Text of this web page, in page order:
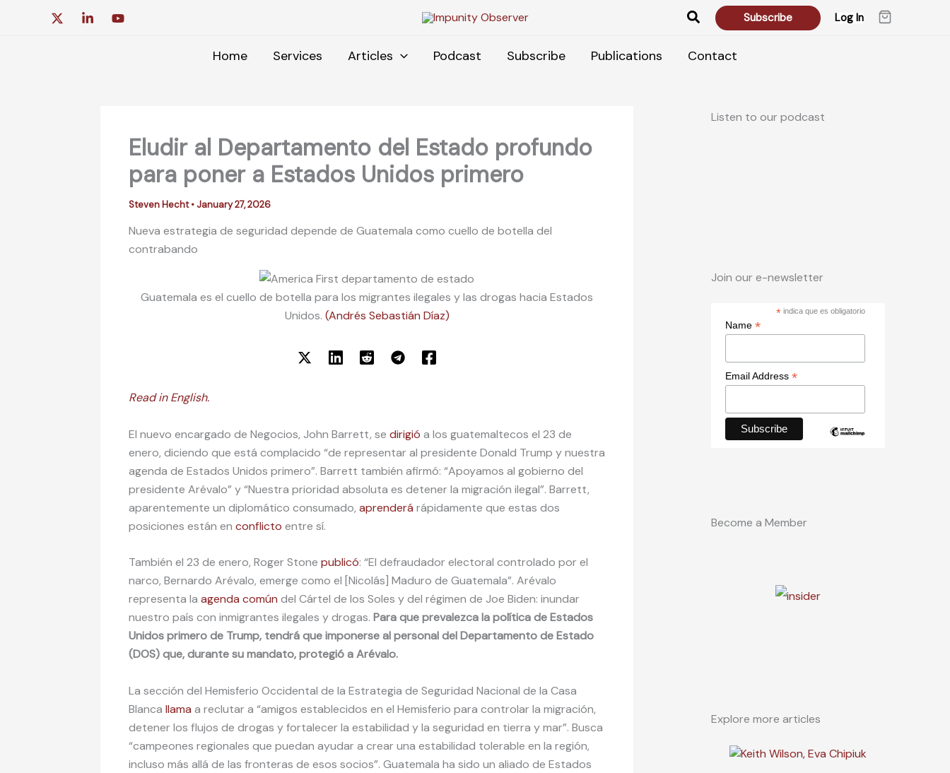
Search Subscribe Log In
Home Services Articles Podcast Subscribe Publications Contact
Eludir al Departamento del Estado profundo
para poner a Estados Unidos primero
Steven Hecht• January 27, 2026
Nueva estrategia de seguridad depende de Guatemala como cuello de botella del
contrabando
Guatemala es el cuello de botella para los migrantes ilegales y las drogas hacia Estados
Unidos. (Andrés Sebastián Díaz)
Read in English.
El nuevo encargado de Negocios, John Barrett, se dirigió a los guatemaltecos el 23 de
enero, diciendo que está complacido “de representar al presidente Donald Trump y nuestra
agenda de Estados Unidos primero”. Barrett también afirmó: “Apoyamos al gobierno del
presidente Arévalo” y “Nuestra prioridad absoluta es detener la migración ilegal”. Barrett,
aparentemente un diplomático consumado, aprenderá rápidamente que estas dos
posiciones están en conflicto entre sí.
También el 23 de enero, Roger Stone publicó: “El defraudador electoral controlado por el
narco, Bernardo Arévalo, emerge como el [Nicolás] Maduro de Guatemala”. Arévalo
representa la agenda común del Cártel de los Soles y del régimen de Joe Biden: inundar
nuestro país con inmigrantes ilegales y drogas. Para que prevalezca la política de Estados
Unidos primero de Trump, tendrá que imponerse al personal del Departamento de Estado
(DOS) que, durante su mandato, protegió a Arévalo.
La sección del Hemisferio Occidental de la Estrategia de Seguridad Nacional de la Casa
Blanca llama a reclutar a “amigos establecidos en el Hemisferio para controlar la migración,
detener los flujos de drogas y fortalecer la estabilidad y la seguridad en tierra y mar”. Busca
“campeones regionales que puedan ayudar a crear una estabilidad tolerable en la región,
incluso más allá de las fronteras de esos socios”. Guatemala ha sido un aliado de Estados
Listen to our podcast
Join our e-newsletter
*indica que es obligatorio
Name *
Email Address *
Become a Member
Explore more articles